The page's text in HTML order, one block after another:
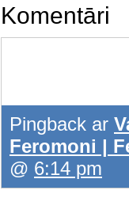
Komentāri
Pingback ar
Feromoni |
@ 6:14 pm